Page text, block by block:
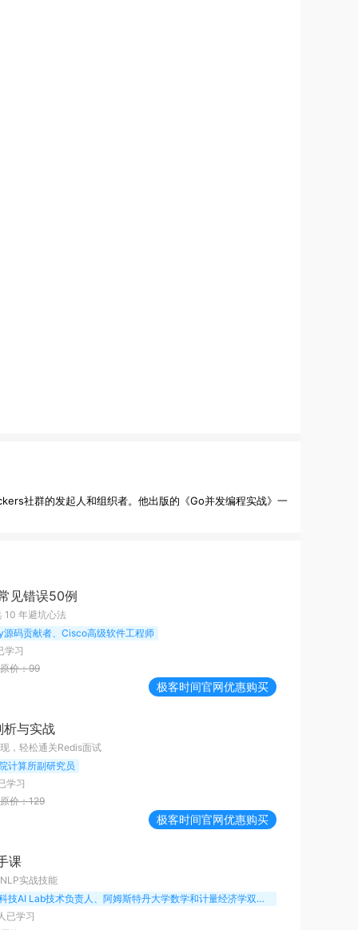
社群的发起人和组织者。他出版的《Go并发编程实战》一
见错误50例
10 年避坑心法
码贡献者、Cisco高级软件工程师
学习
原价：99
极客时间官网优惠购买
与实战
，轻松通关Redis面试
计算所副研究员
学习
原价：129
极客时间官网优惠购买
课
实战技能
众微科技AI Lab技术负责人、阿姆斯特丹大学数学和计量经济学双硕士
已学习